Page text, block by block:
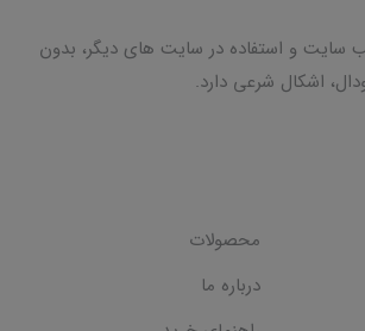
سایت و استفاده در سایت های دیگر، بدون
اشکال شرعی دارد.
محصولات
درباره ما